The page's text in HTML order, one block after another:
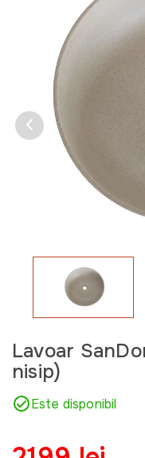
Lavoar
nisip)
Este disponibil